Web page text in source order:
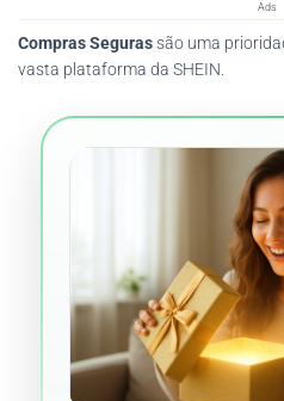
Ads
Compras Segurassão uma
vasta plataforma da SHEIN.